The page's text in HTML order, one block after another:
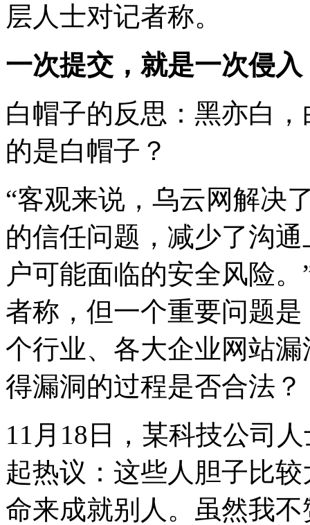
层人士对记者称。
一次提交，就是一次侵入
白帽子的反思：黑亦白
的是白帽子？
“客观来说，乌云网解决
的信任问题，减少了沟
户可能面临的安全风险
者称，但一个重要问题
个行业、各大企业网站
得漏洞的过程是否合法？
11月18日，某科技公司
起热议：这些人胆子比
命来成就别人。虽然我